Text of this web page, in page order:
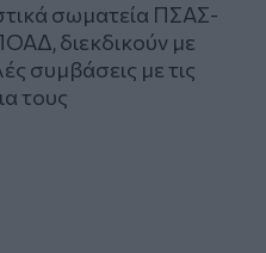
σωματεία ΠΣΑΣ-
διεκδικούν με
συμβάσεις με τις
τους